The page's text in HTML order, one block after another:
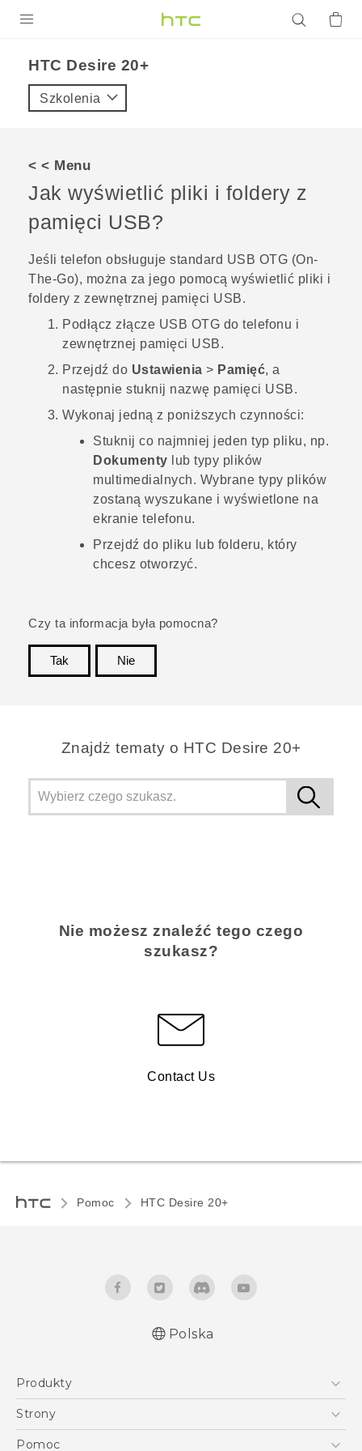
VIVE
VIVERSE
POMOC TECHNICZNA
Urządzenia i akcesoria HTC
Zaloguj się
HTC Desire 20+‎
Szkolenia
< < Menu
Jak wyświetlić pliki i foldery z
pamięci USB?
Jeśli telefon obsługuje standard USB OTG (On-
The-Go), można za jego pomocą wyświetlić pliki i
foldery z zewnętrznej pamięci USB.
Podłącz złącze USB OTG do telefonu i
zewnętrznej pamięci USB.
Przejdź do Ustawienia > Pamięć, a
następnie stuknij nazwę pamięci USB.
Wykonaj jedną z poniższych czynności:
Stuknij co najmniej jeden typ pliku, np.
Dokumenty lub typy plików
multimedialnych. Wybrane typy plików
zostaną wyszukane i wyświetlone na
ekranie telefonu.
Przejdź do pliku lub folderu, który
chcesz otworzyć.
Czy ta informacja była pomocna?
Tak
Nie
Znajdż tematy o HTC Desire 20+
Nie możesz znaleźć tego czego
szukasz?
Contact Us
Pomoc HTC Desire 20+‎
Polish - Wytyczne dotyczące bezpieczeństwa i
Polska
Produkty
Smartfony
Strony
HTC Vive
Pomoc